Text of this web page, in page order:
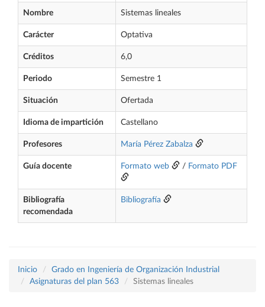
Nombre Sistemas lineales
Carácter Optativa
Créditos 6,0
Periodo Semestre 1
Situación Ofertada
Idioma de impartición Castellano
Profesores María Pérez Zabalza
Guía docente Formato web / Formato PDF
Bibliografía
recomendada
Bibliografía
Inicio
Grado en Ingeniería de Organización Industrial
Asignaturas del plan 563
Sistemas lineales